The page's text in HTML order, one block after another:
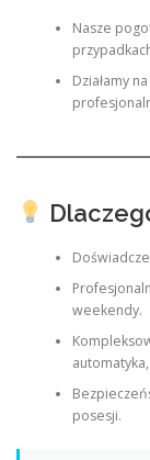
Nasze
Działamy
weekendy.
posesji.